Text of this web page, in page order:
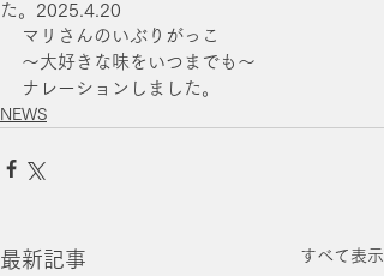
た。2025.4.20
マリさんのいぶりがっこ
〜大好きな味をいつまでも～
ナレーションしました。
NEWS
最新記事 すべて表示